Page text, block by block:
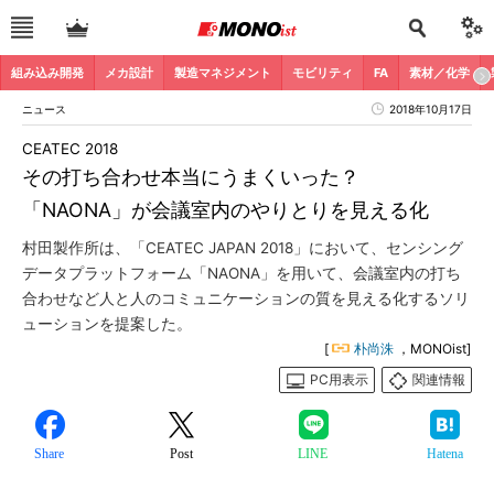
組み込み開発 メカ設計 製造マネジメント モビリティ FA 素材／化学
ニュース 2018年10月17日
その打ち合わせ本当にうまくいった？
「NAONA」が会議室内のやりとりを見える化
CEATEC 2018
村田製作所は、「CEATEC JAPAN 2018」において、センシング
データプラットフォーム「NAONA」を用いて、会議室内の打ち
合わせなど人と人のコミュニケーションの質を見える化するソリ
ューションを提案した。
[ 朴尚洙 ，MONOist]
PC用表示
関連情報
Share Post LINE Hatena